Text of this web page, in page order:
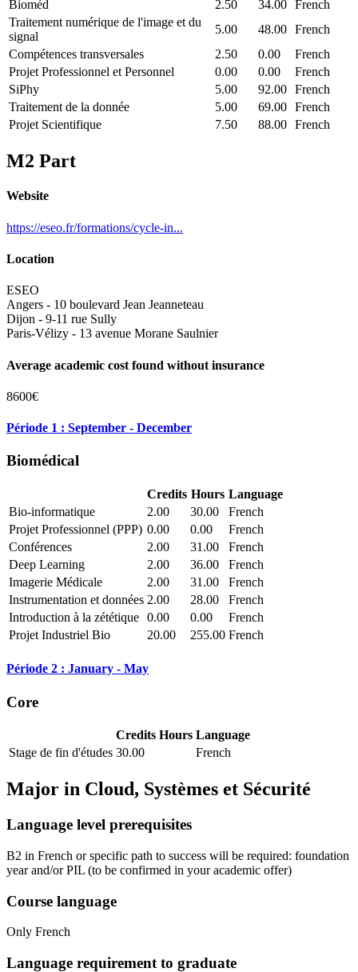
Bioméd
2.50 34.00 French
Traitement numérique de l'image et du
signal
5.00 48.00 French
Compétences transversales
2.50 0.00
French
Projet Professionnel et Personnel
0.00 0.00
French
SiPhy
5.00 92.00 French
Traitement de la donnée
5.00 69.00 French
Projet Scientifique
7.50 88.00 French
M2 Part
Website
https://eseo.fr/formations/cycle-in...
Location
ESEO
Angers - 10 boulevard Jean Jeanneteau
Dijon - 9-11 rue Sully
Paris-Vélizy - 13 avenue Morane Saulnier
Average academic cost found without insurance
8600€
Période 1 : September - December
Biomédical
Credits Hours Language
Bio-informatique
2.00 30.00
French
Projet Professionnel (PPP) 0.00 0.00
French
Conférences
2.00 31.00
French
Deep Learning
2.00 36.00
French
Imagerie Médicale
2.00 31.00
French
Instrumentation et données 2.00 28.00
French
Introduction à la zététique 0.00 0.00
French
Projet Industriel Bio
20.00 255.00 French
Période 2 : January - May
Core
Credits Hours Language
Stage de fin d'études 30.00 French
Major in Cloud, Systèmes et Sécurité
Language level prerequisites
B2 in French or specific path to success will be required: foundation
year and/or PIL (to be confirmed in your academic offer)
Course language
Only French
Language requirement to graduate